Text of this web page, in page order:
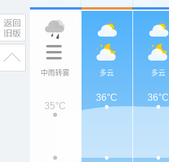
中雨转雾 多云 多云
35°C
36°C 36°C